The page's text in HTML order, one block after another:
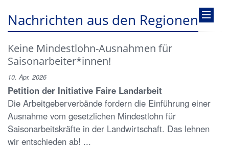
Nachrichten aus den Regionen
Keine Mindestlohn-Ausnahmen für
Saisonarbeiter*innen!
10. Apr. 2026
Petition der Initiative Faire Landarbeit
Die Arbeitgeberverbände fordern die Einführung einer
Ausnahme vom gesetzlichen Mindestlohn für
Saisonarbeitskräfte in der Landwirtschaft. Das lehnen
wir entschieden ab! ...